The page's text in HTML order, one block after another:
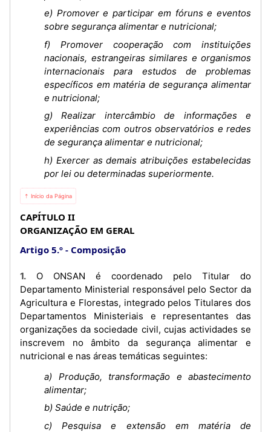
e) Promover e participar em fóruns e eventos
sobre segurança alimentar e nutricional;
f) Promover cooperação com instituições
nacionais, estrangeiras similares e organismos
internacionais para estudos de problemas
específicos em matéria de segurança alimentar
e nutricional;
g) Realizar intercâmbio de informações e
experiências com outros observatórios e redes
de segurança alimentar e nutricional;
h) Exercer as demais atribuições estabelecidas
por lei ou determinadas superiormente.
⇡ Início da Página
CAPÍTULO II
ORGANIZAÇÃO EM GERAL
Artigo 5.º
Composição
1. O ONSAN é coordenado pelo Titular do
Departamento Ministerial responsável pelo Sector da
Agricultura e Florestas, integrado pelos Titulares dos
Departamentos Ministeriais e representantes das
organizações da sociedade civil, cujas actividades se
inscrevem no âmbito da segurança alimentar e
nutricional e nas áreas temáticas seguintes:
a) Produção, transformação e abastecimento
alimentar;
b) Saúde e nutrição;
c) Pesquisa e extensão em matéria de